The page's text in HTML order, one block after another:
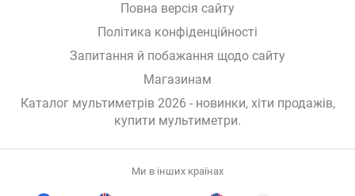
п
я
Повна версія сайту
Політика конфіденційності
Запитання й побажання щодо сайту
Магазинам
Каталог мультиметрів 2026 - новинки, хіти продажів,
купити мультиметри.
Ми в інших країнах